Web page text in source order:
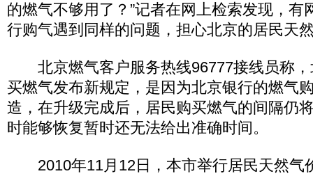
的燃气不够用了？”记者在网上检索发现，有
行购气遇到同样的问题，担心北京的居民天
北京燃气客户服务热线96777接线员称，
买燃气发布新规定，是因为北京银行的燃气
造，在升级完成后，居民购买燃气的间隔仍
时能够恢复暂时还无法给出准确时间。
2010年11月12日，本市举行居民天然气